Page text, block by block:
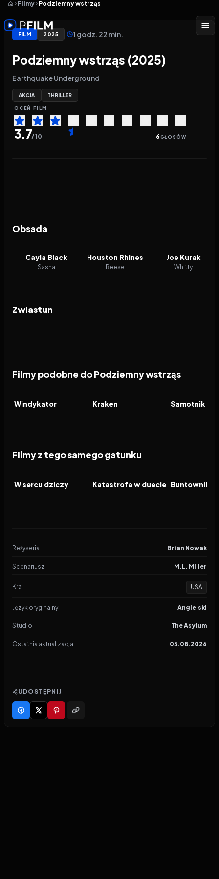
Filmy Podziemny wstrząs
FILM 2025 1 godz. 22 min.
Podziemny wstrząs (2025)
Earthquake Underground
AKCJA THRILLER
OCEŃ FILM
3.7/ 10 6GŁOSÓW
Obsada
Cayla Black
Sasha
Houston Rhines
Reese
Joe Kurak
Whitty
Zwiastun
Filmy podobne do Podziemny wstrząs
FILM
Windykator FILM
Kraken FILM
Samotnik
Filmy z tego samego gatunku
FILM
W sercu dziczy FILM
Katastrofa w duecie FILM
Buntownik
Reżyseria Brian Nowak
Scenariusz M.L. Miller
Kraj USA
Język oryginalny Angielski
Studio The Asylum
Ostatnia aktualizacja 05.08.2026
UDOSTĘPNIJ